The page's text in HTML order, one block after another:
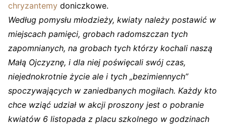
chryzantemy doniczkowe.
Według pomysłu młodzieży, kwiaty należy postawić w
miejscach pamięci, grobach radomszczan tych
zapomnianych, na grobach tych którzy kochali naszą
Małą Ojczyznę, i dla niej poświęcali swój czas,
niejednokrotnie życie ale i tych „bezimiennych”
spoczywających w zaniedbanych mogiłach. Każdy kto
chce wziąć udział w akcji proszony jest o pobranie
kwiatów 6 listopada z placu szkolnego w godzinach